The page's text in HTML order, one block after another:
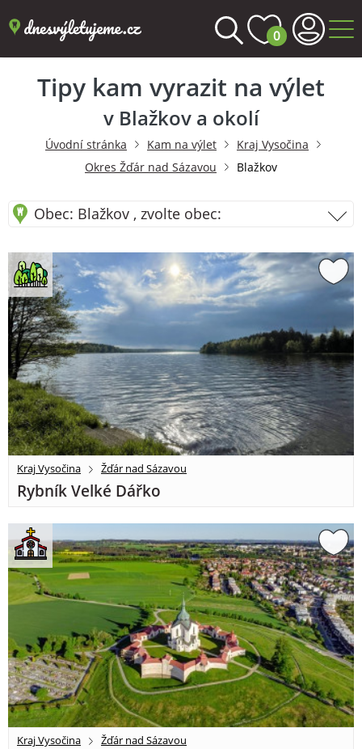
0
Tipy kam vyrazit na výlet
v Blažkov a okolí
Úvodní stránka Kam na výlet
Kraj Vysočina
Okres Žďár nad Sázavou
Blažkov
Obec: Blažkov , zvolte obec:
Kraj Vysočina Žďár nad Sázavou
Rybník Velké Dářko
Kraj Vysočina Žďár nad Sázavou